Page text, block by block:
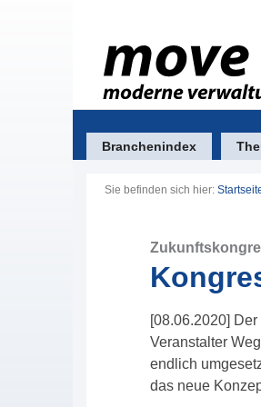
Branchenindex
Sie befinden sich hier:
[08.06.2020]
Veranstalter
endlich
das neue